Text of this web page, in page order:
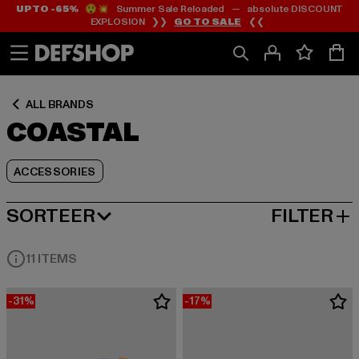
Ga
naar
Ga
naar
UP TO -65%😲💥 Summer Sale Reloaded — absolute DISCOUNT
EXPLOSION ❯❯ GO TO SALE ❮❮
ALL BRANDS
COASTAL
ACCESSORIES
Ga
naar
Rooster
SORTEER
MEEST POPULAIRE FILTER
11 ITEMS
-31% -17%